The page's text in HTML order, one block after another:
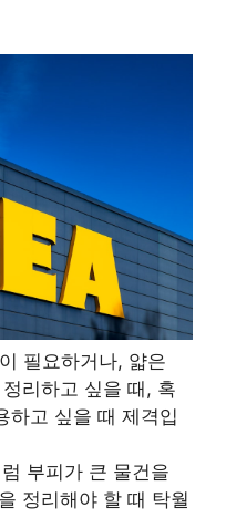
필요하거나, 얇은
리하고 싶을 때, 혹
하고 싶을 때 제격입
부피가 큰 물건을
정리해야 할 때 탁월